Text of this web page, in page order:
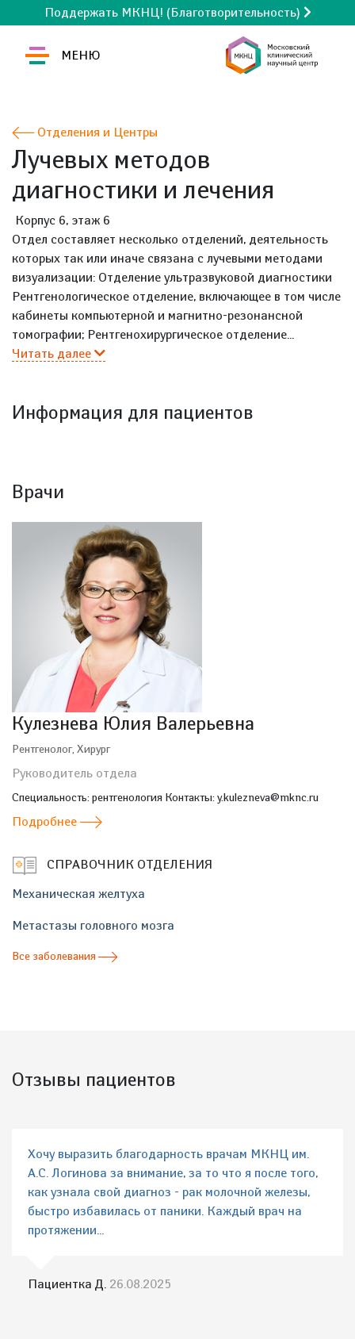
Поддержать МКНЦ! (Благотворительность)
МЕНЮ
Отделения и Центры
Лучевых методов
диагностики и лечения
Корпус 6, этаж 6
Отдел составляет несколько отделений, деятельность
которых так или иначе связана с лучевыми методами
визуализации: Отделение ультразвуковой диагностики
Рентгенологическое отделение, включающее в том числе
кабинеты компьютерной и магнитно-резонансной
томографии; Рентгенохирургическое отделение...
Читать далее
Информация для пациентов
Врачи
Кулезнева Юлия Валерьевна
Рентгенолог, Хирург
Руководитель отдела
Специальность: рентгенология Контакты: y.kulezneva@mknc.ru
Подробнее
СПРАВОЧНИК ОТДЕЛЕНИЯ
Механическая желтуха
Метастазы головного мозга
Все заболевания
Отзывы пациентов
Хочу выразить благодарность врачам МКНЦ им.
А.С. Логинова за внимание, за то что я после того,
как узнала свой диагноз - рак молочной железы,
быстро избавилась от паники. Каждый врач на
протяжении...
Пациентка Д. 26.08.2025